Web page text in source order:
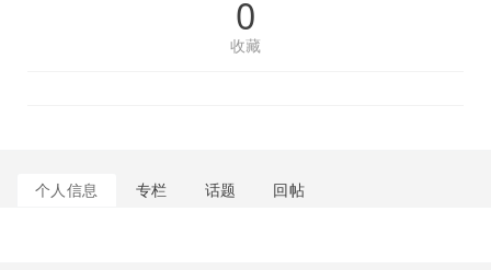
0
收藏
个人信息 专栏 话题 回帖